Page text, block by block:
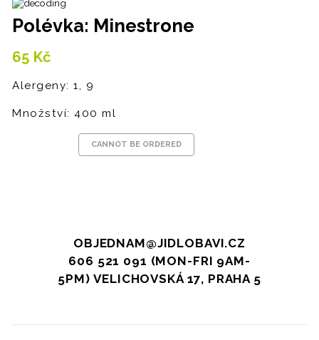
Polévka: Minestrone
65 Kč
Alergeny: 1, 9
Množství: 400 ml
CANNOT BE ORDERED
OBJEDNAM@JIDLOBAVI.CZ
606 521 091 (MON-FRI 9AM-
5PM) VELICHOVSKÁ 17, PRAHA 5